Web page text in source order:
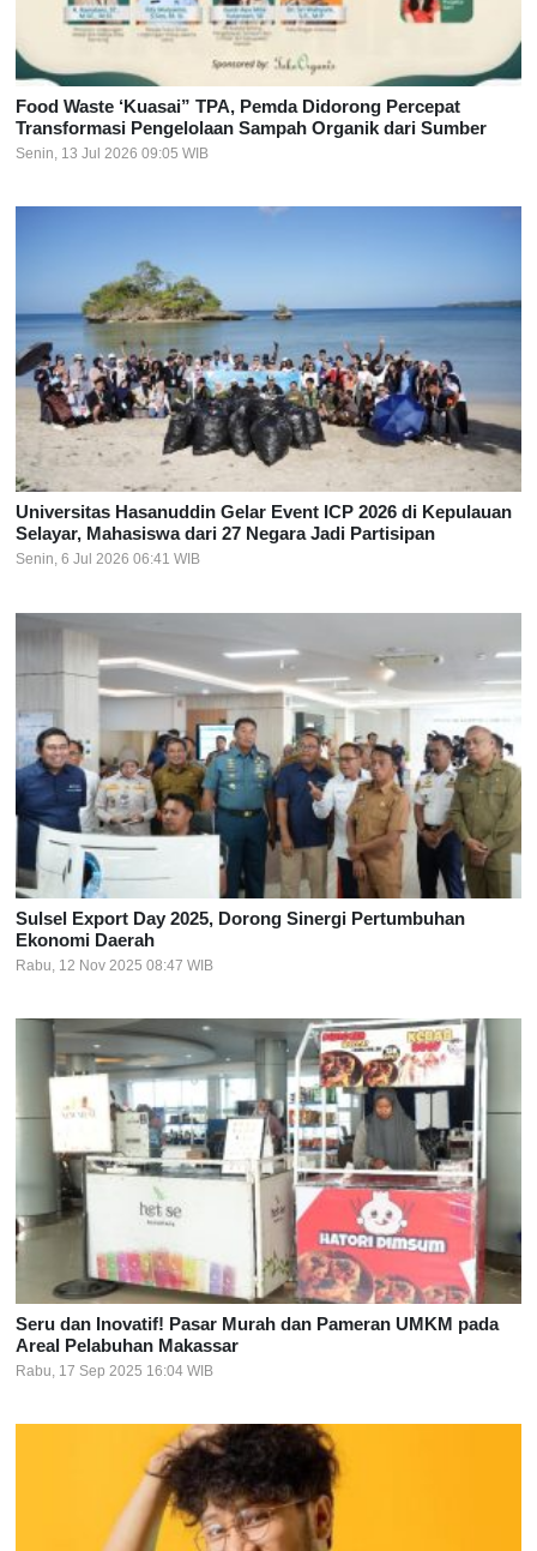
Food Waste ‘Kuasai” TPA, Pemda Didorong Percepat
Transformasi Pengelolaan Sampah Organik dari Sumber
Senin, 13 Jul 2026 09:05 WIB
Universitas Hasanuddin Gelar Event ICP 2026 di Kepulauan
Selayar, Mahasiswa dari 27 Negara Jadi Partisipan
Senin, 6 Jul 2026 06:41 WIB
Sulsel Export Day 2025, Dorong Sinergi Pertumbuhan
Ekonomi Daerah
Rabu, 12 Nov 2025 08:47 WIB
Seru dan Inovatif! Pasar Murah dan Pameran UMKM pada
Areal Pelabuhan Makassar
Rabu, 17 Sep 2025 16:04 WIB